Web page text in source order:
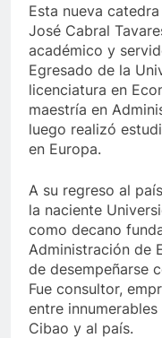
Esta nueva
José Cabral
académico y
Egresado de la
licenciatura en
maestría en
luego realizó
en Europa.
A su regreso al
la naciente
como decano
Administración de
de desempeñarse
Fue consultor,
entre
Cibao y al país.